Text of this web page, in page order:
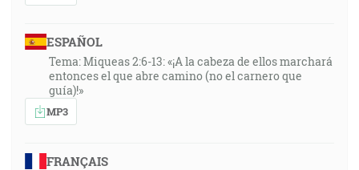
ESPAÑOL
Tema: Miqueas 2:6-13: «¡A la cabeza de ellos marchará
entonces el que abre camino (no el carnero que
guía)!»
MP3
FRANÇAIS